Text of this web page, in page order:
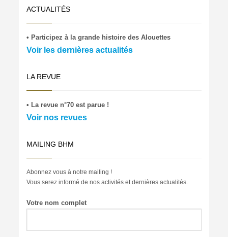
ACTUALITÉS
• Participez à la grande histoire des Alouettes
Voir les dernières actualités
LA REVUE
• La revue n°70 est parue !
Voir nos revues
MAILING BHM
Abonnez vous à notre mailing !
Vous serez informé de nos activités et dernières actualités.
Votre nom complet